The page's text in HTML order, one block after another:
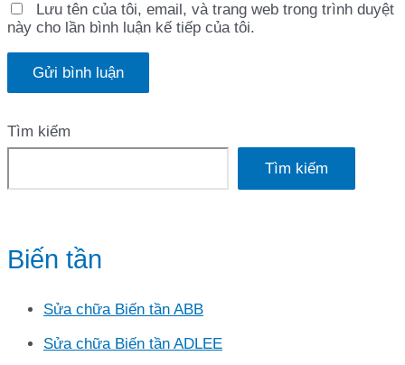
Tìm kiếm
Tìm kiếm
Biến tần
Sửa chữa Biến tần ABB
Sửa chữa Biến tần ADLEE
Lưu tên của tôi, email, và trang web trong trình duyệt
này cho lần bình luận kế tiếp của tôi.